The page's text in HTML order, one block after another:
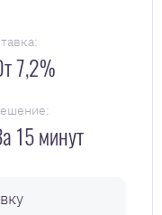
7,2%
15 минут